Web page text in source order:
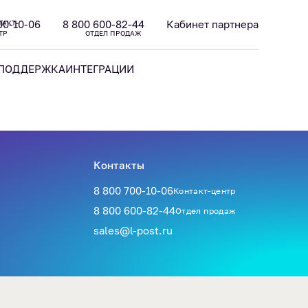
10-06 8 800 600-82-44
ОТДЕЛ ПРОДАЖ
Кабинет партнера
ИНТЕГРАЦИИ
Контакты
8 800 700-10-06Контакт-центр
8 800 600-82-44Отдел продаж
sales@l-post.ru